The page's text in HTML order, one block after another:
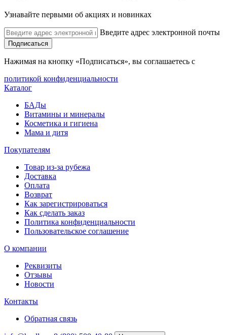
Узнавайте первыми об акциях и новинках
Введите адрес электронной почты
Подписаться
Нажимая на кнопку «Подписаться», вы соглашаетесь с
политикой конфиденциальности
Каталог
БАДы
Витамины и минералы
Косметика и гигиена
Мама и дитя
Покупателям
Товар из-за рубежа
Доставка
Оплата
Возврат
Как зарегистрироваться
Как сделать заказ
Политика конфиденциальности
Пользовательское соглашение
О компании
Реквизиты
Отзывы
Новости
Контакты
Обратная связь